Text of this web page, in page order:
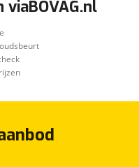
viaBOVAG.nl